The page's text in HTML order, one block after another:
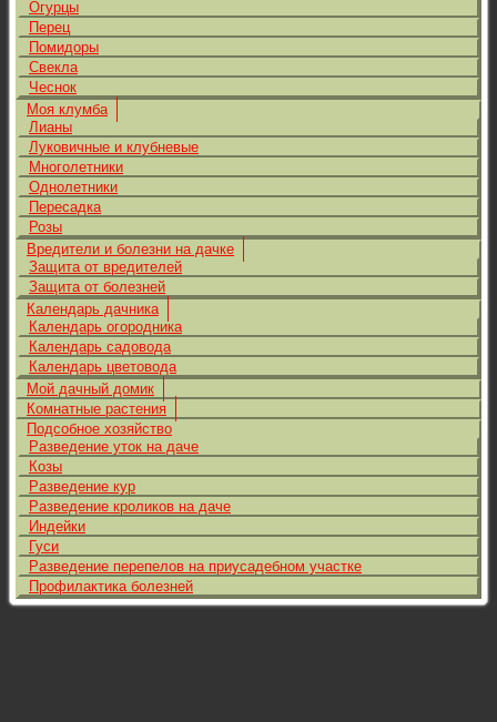
Огурцы
Перец
Помидоры
Свекла
Чеснок
Моя клумба
Лианы
Луковичные и клубневые
Многолетники
Однолетники
Пересадка
Розы
Вредители и болезни на дачке
Защита от вредителей
Защита от болезней
Календарь дачника
Календарь огородника
Календарь садовода
Календарь цветовода
Мой дачный домик
Комнатные растения
Подсобное хозяйство
Разведение уток на даче
Козы
Разведение кур
Разведение кроликов на даче
Индейки
Гуси
Разведение перепелов на приусадебном участке
Профилактика болезней